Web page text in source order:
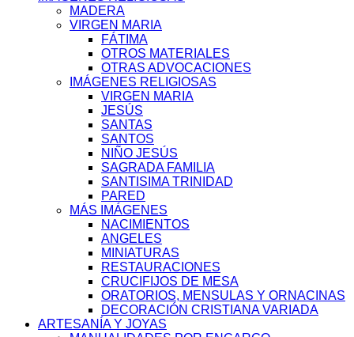
MADERA
VIRGEN MARIA
FÁTIMA
OTROS MATERIALES
OTRAS ADVOCACIONES
IMÁGENES RELIGIOSAS
VIRGEN MARIA
JESÚS
SANTAS
SANTOS
NIÑO JESÚS
SAGRADA FAMILIA
SANTISIMA TRINIDAD
PARED
MÁS IMÁGENES
NACIMIENTOS
ANGELES
MINIATURAS
RESTAURACIONES
CRUCIFIJOS DE MESA
ORATORIOS, MENSULAS Y ORNACINAS
DECORACIÓN CRISTIANA VARIADA
ARTESANÍA Y JOYAS